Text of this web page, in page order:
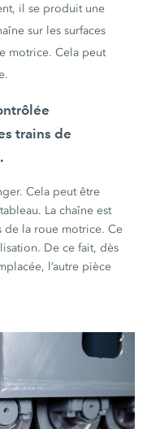
il se produit une
sur les surfaces
motrice. Cela peut
trains de
Cela peut être
La chaîne est
de la roue motrice. Ce
De ce fait, dès
l’autre pièce